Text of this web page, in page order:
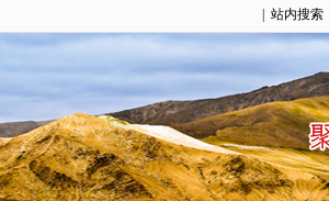
| 站内搜索